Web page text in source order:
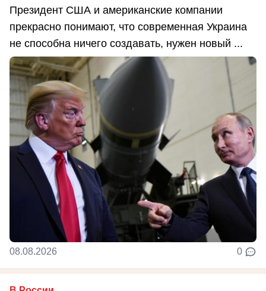
Президент США и американские компании
прекрасно понимают, что современная Украина
не способна ничего создавать, нужен новый ...
08.08.2026 0